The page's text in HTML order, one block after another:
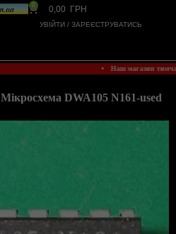
0 0,00 ГРН
УВІЙТИ / ЗАРЕЄСТРУВАТИСЬ
• Наш магазин
Мікросхема DWA105 N161-used